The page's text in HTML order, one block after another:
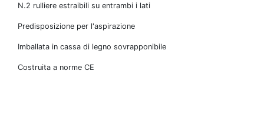
N.2 rulliere estraibili su entrambi i lati
Predisposizione per l'aspirazione
Imballata in cassa di legno sovrapponibile
Costruita a norme CE